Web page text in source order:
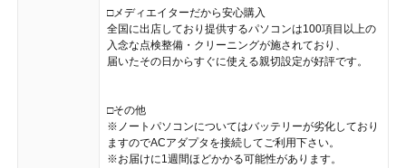
□メディエイターだから安心購入
全国に出店しており提供するパソコンは100項目以上の
入念な点検整備・クリーニングが施されており、
届いたその日からすぐに使える親切設定が好評です。
□その他
※ノートパソコンについてはバッテリーが劣化しており
ますのでACアダプタを接続してご利用下さい。
※お届けに1週間ほどかかる可能性があります。